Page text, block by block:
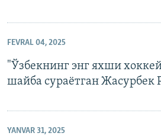
FEVRAL 04, 2025
"Ўзбекнинг энг яхши
шайба сураётган Жасурбек
YANVAR 31, 2025